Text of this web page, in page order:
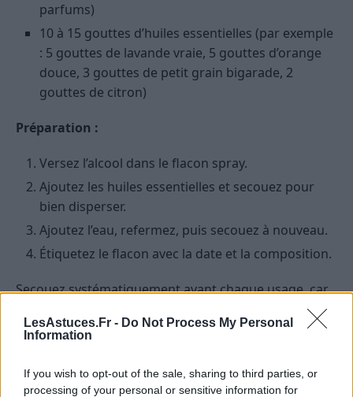
LesAstuces.Fr - Do Not Process My Personal
Information
If you wish to opt-out of the sale, sharing to third parties, or
processing of your personal or sensitive information for
parfums)
10 à 15 gouttes d’huiles essentielles (par exemple
: 5 gouttes de lavande vraie, 5 gouttes d’orange
douce, 3 gouttes de petit grain bigarade, 2
gouttes de citron)
Préparation :
Versez l’alcool dans le flacon spray.
Ajoutez les huiles essentielles et secouez pour
bien disperser.
Ajoutez l’eau, refermez, puis secouez à nouveau.
Étiquetez le flacon avec la date et la composition.
Secouez systématiquement avant chaque usage, car
Précautions d’emploi
incontournables